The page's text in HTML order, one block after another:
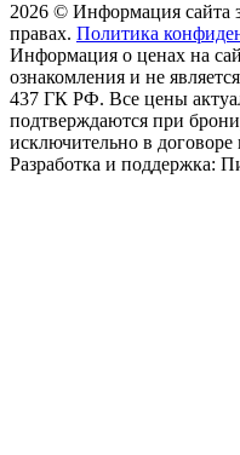
2026 © Информация сайта
правах. Политика
Информация о ценах на
ознакомления и не
437 ГК РФ. Все цены
подтверждаются при
исключительно в
Разработка и поддержка: